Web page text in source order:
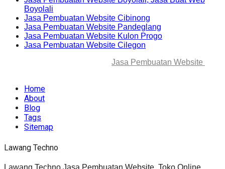
Boyolali
Jasa Pembuatan Website Cibinong
Jasa Pembuatan Website Pandeglang
Jasa Pembuatan Website Kulon Progo
Jasa Pembuatan Website Cilegon
Jasa Pembuatan Website
Home
About
Blog
Tags
Sitemap
Lawang Techno
Lawang Techno Jasa Pembuatan Website, Toko Online,